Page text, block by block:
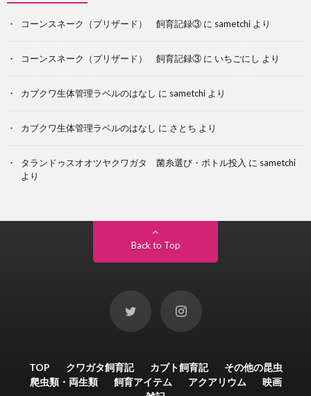
コーンスネーク（ブリザード） 飼育記録③ に sametchi より
コーンスネーク（ブリザード） 飼育記録③ に いちごにし より
カブクワ生体管理ラベルのはなし に sametchi より
カブクワ生体管理ラベルのはなし に さとち より
タランドゥスオオツヤクワガタ 菌糸選び・ボトル投入 に sametchi
より
Back to Top
TOP クワガタ飼育記 カブト飼育記
その他の昆虫
爬虫類・両生類
飼育アイテム アクアリウム
映画